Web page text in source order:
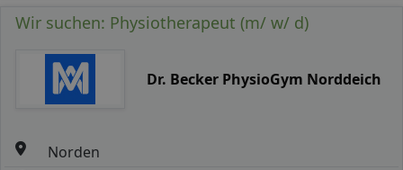
Wir suchen: Physiotherapeut (m/ w/ d)
Dr. Becker PhysioGym Norddeich
Norden